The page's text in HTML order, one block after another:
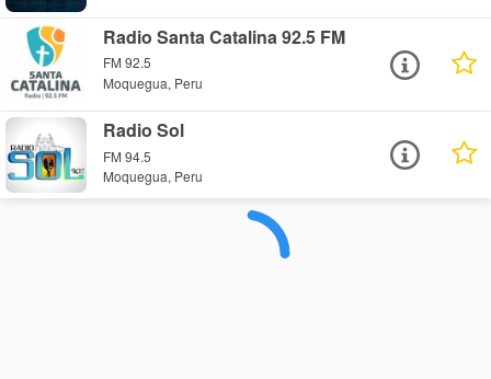
Radio Santa Catalina 92.5 FM
FM 92.5
Moquegua, Peru
Radio Sol
FM 94.5
Moquegua, Peru